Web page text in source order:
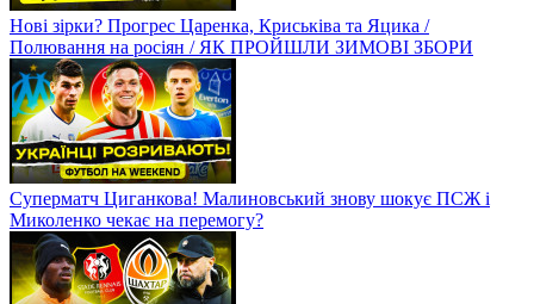
Нові зірки? Прогрес Царенка, Криськіва та Яцика /
Полювання на росіян / ЯК ПРОЙШЛИ ЗИМОВІ ЗБОРИ
Суперматч Циганкова! Малиновський знову шокує ПСЖ і
Миколенко чекає на перемогу?